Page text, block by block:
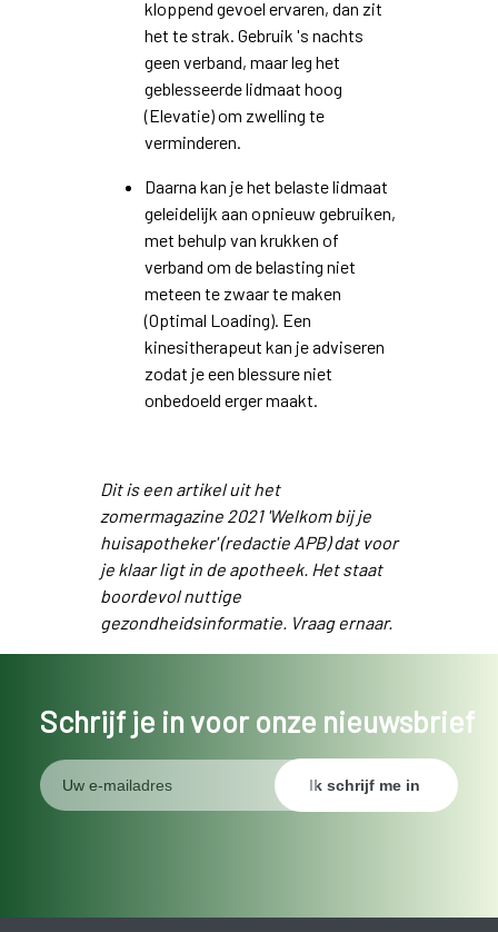
kloppend gevoel ervaren, dan zit
het te strak. Gebruik 's nachts
geen verband, maar leg het
geblesseerde lidmaat hoog
(Elevatie) om zwelling te
verminderen.
Daarna kan je het belaste lidmaat
geleidelijk aan opnieuw gebruiken,
met behulp van krukken of
verband om de belasting niet
meteen te zwaar te maken
(Optimal Loading). Een
kinesitherapeut kan je adviseren
zodat je een blessure niet
onbedoeld erger maakt.
Dit is een artikel uit het
zomermagazine 2021 'Welkom bij je
huisapotheker' (redactie APB) dat voor
je klaar ligt in de apotheek. Het staat
boordevol nuttige
gezondheidsinformatie. Vraag ernaar.
Schrijf je in voor onze nieuwsbrief